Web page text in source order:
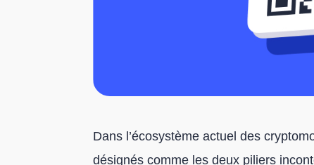
Dans l’écosystème actuel des
désignés comme les deux piliers